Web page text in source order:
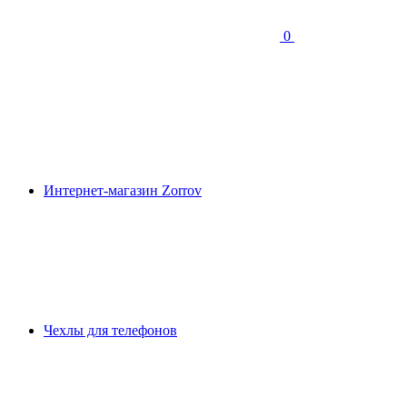
0
Интернет-магазин Zorrov
Чехлы для телефонов